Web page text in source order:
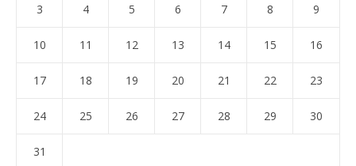
3 4 5 6 7 8 9
10 11 12 13 14 15 16
17 18 19 20 21 22 23
24 25 26 27 28 29 30
31